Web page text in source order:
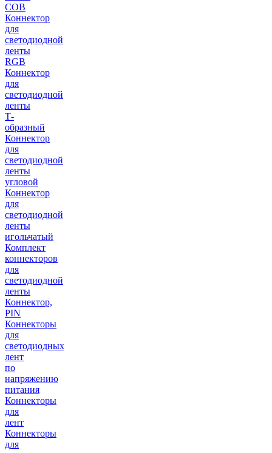
COB
Коннектор
для
светодиодной
ленты
RGB
Коннектор
для
светодиодной
ленты
Т-
образный
Коннектор
для
светодиодной
ленты
угловой
Коннектор
для
светодиодной
ленты
игольчатый
Комплект
коннекторов
для
светодиодной
ленты
Коннектор,
PIN
Коннекторы
для
светодиодных
лент
по
напряжению
питания
Коннекторы
для
лент
Коннекторы
для